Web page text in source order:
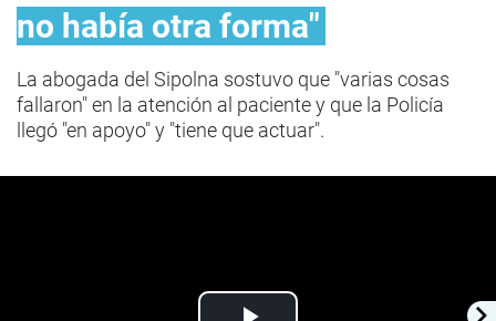
no había otra forma"
La abogada del Sipolna sostuvo que "varias cosas
fallaron" en la atención al paciente y que la Policía
llegó "en apoyo" y "tiene que actuar".